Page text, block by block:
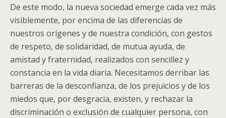
De este modo, la nueva sociedad emerge cada vez más
visiblemente, por encima de las diferencias de
nuestros orígenes y de nuestra condición, con gestos
de respeto, de solidaridad, de mutua ayuda, de
amistad y fraternidad, realizados con sencillez y
constancia en la vida diaria. Necesitamos derribar las
barreras de la desconfianza, de los prejuicios y de los
miedos que, por desgracia, existen, y rechazar la
discriminación o exclusión de cualquier persona, con